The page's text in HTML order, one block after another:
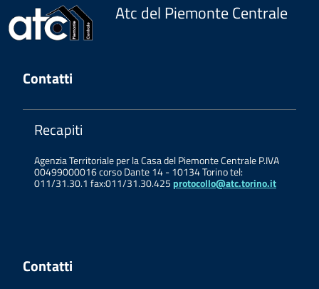
Atc del Piemonte Centrale
Contatti
Recapiti
Agenzia Territoriale per la Casa del Piemonte Centrale P.IVA
00499000016 corso Dante 14 - 10134 Torino tel:
011/31.30.1 fax:011/31.30.425 protocollo@atc.torino.it
Contatti